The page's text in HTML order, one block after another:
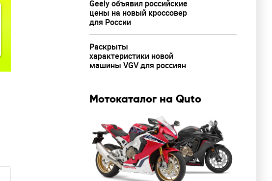
Geely объявил российские
цены на новый кроссовер
для России
Раскрыты
характеристики новой
машины VGV для россиян
Мотокаталог на Quto